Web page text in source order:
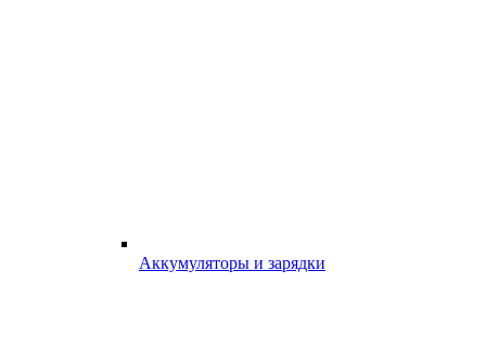
Аккумуляторы и зарядки